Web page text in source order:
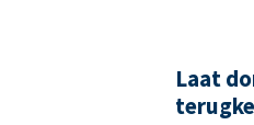
Laat